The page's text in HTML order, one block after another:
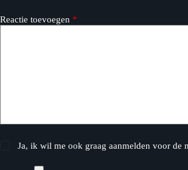
Reactie toevoegen *
Ja, ik wil me ook graag aanmelden voor de